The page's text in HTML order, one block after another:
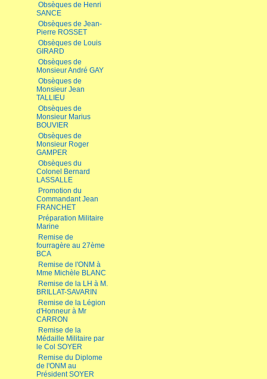
Obsèques de Henri
SANCE
Obsèques de Jean-
Pierre ROSSET
Obsèques de Louis
GIRARD
Obsèques de
Monsieur André GAY
Obsèques de
Monsieur Jean
TALLIEU
Obsèques de
Monsieur Marius
BOUVIER
Obsèques de
Monsieur Roger
GAMPER
Obsèques du
Colonel Bernard
LASSALLE
Promotion du
Commandant Jean
FRANCHET
Préparation Militaire
Marine
Remise de
fourragère au 27ème
BCA
Remise de l'ONM à
Mme Michèle BLANC
Remise de la LH à M.
BRILLAT-SAVARIN
Remise de la Légion
d'Honneur à Mr
CARRON
Remise de la
Médaille Militaire par
le Col SOYER
Remise du Diplome
de l'ONM au
Président SOYER